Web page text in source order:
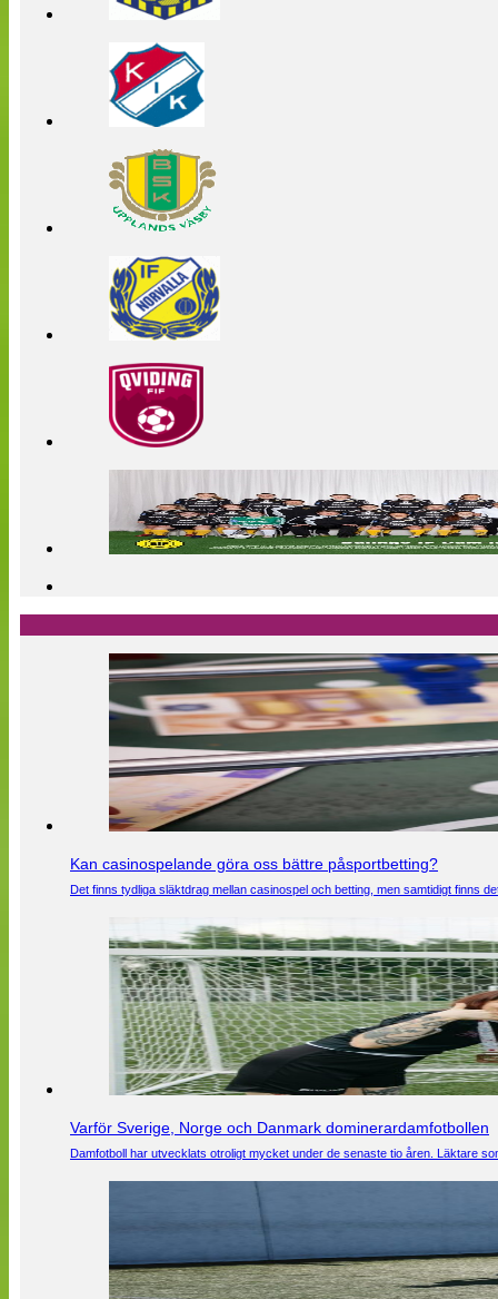
Kan casinospelande göra oss bättre påsportbetting?
Det finns tydliga släktdrag mellan casinospel och betting, men samtidigt finns
Varför Sverige, Norge och Danmark dominerardamfotbollen
Damfotboll har utvecklats otroligt mycket under de senaste tio åren. Läktare